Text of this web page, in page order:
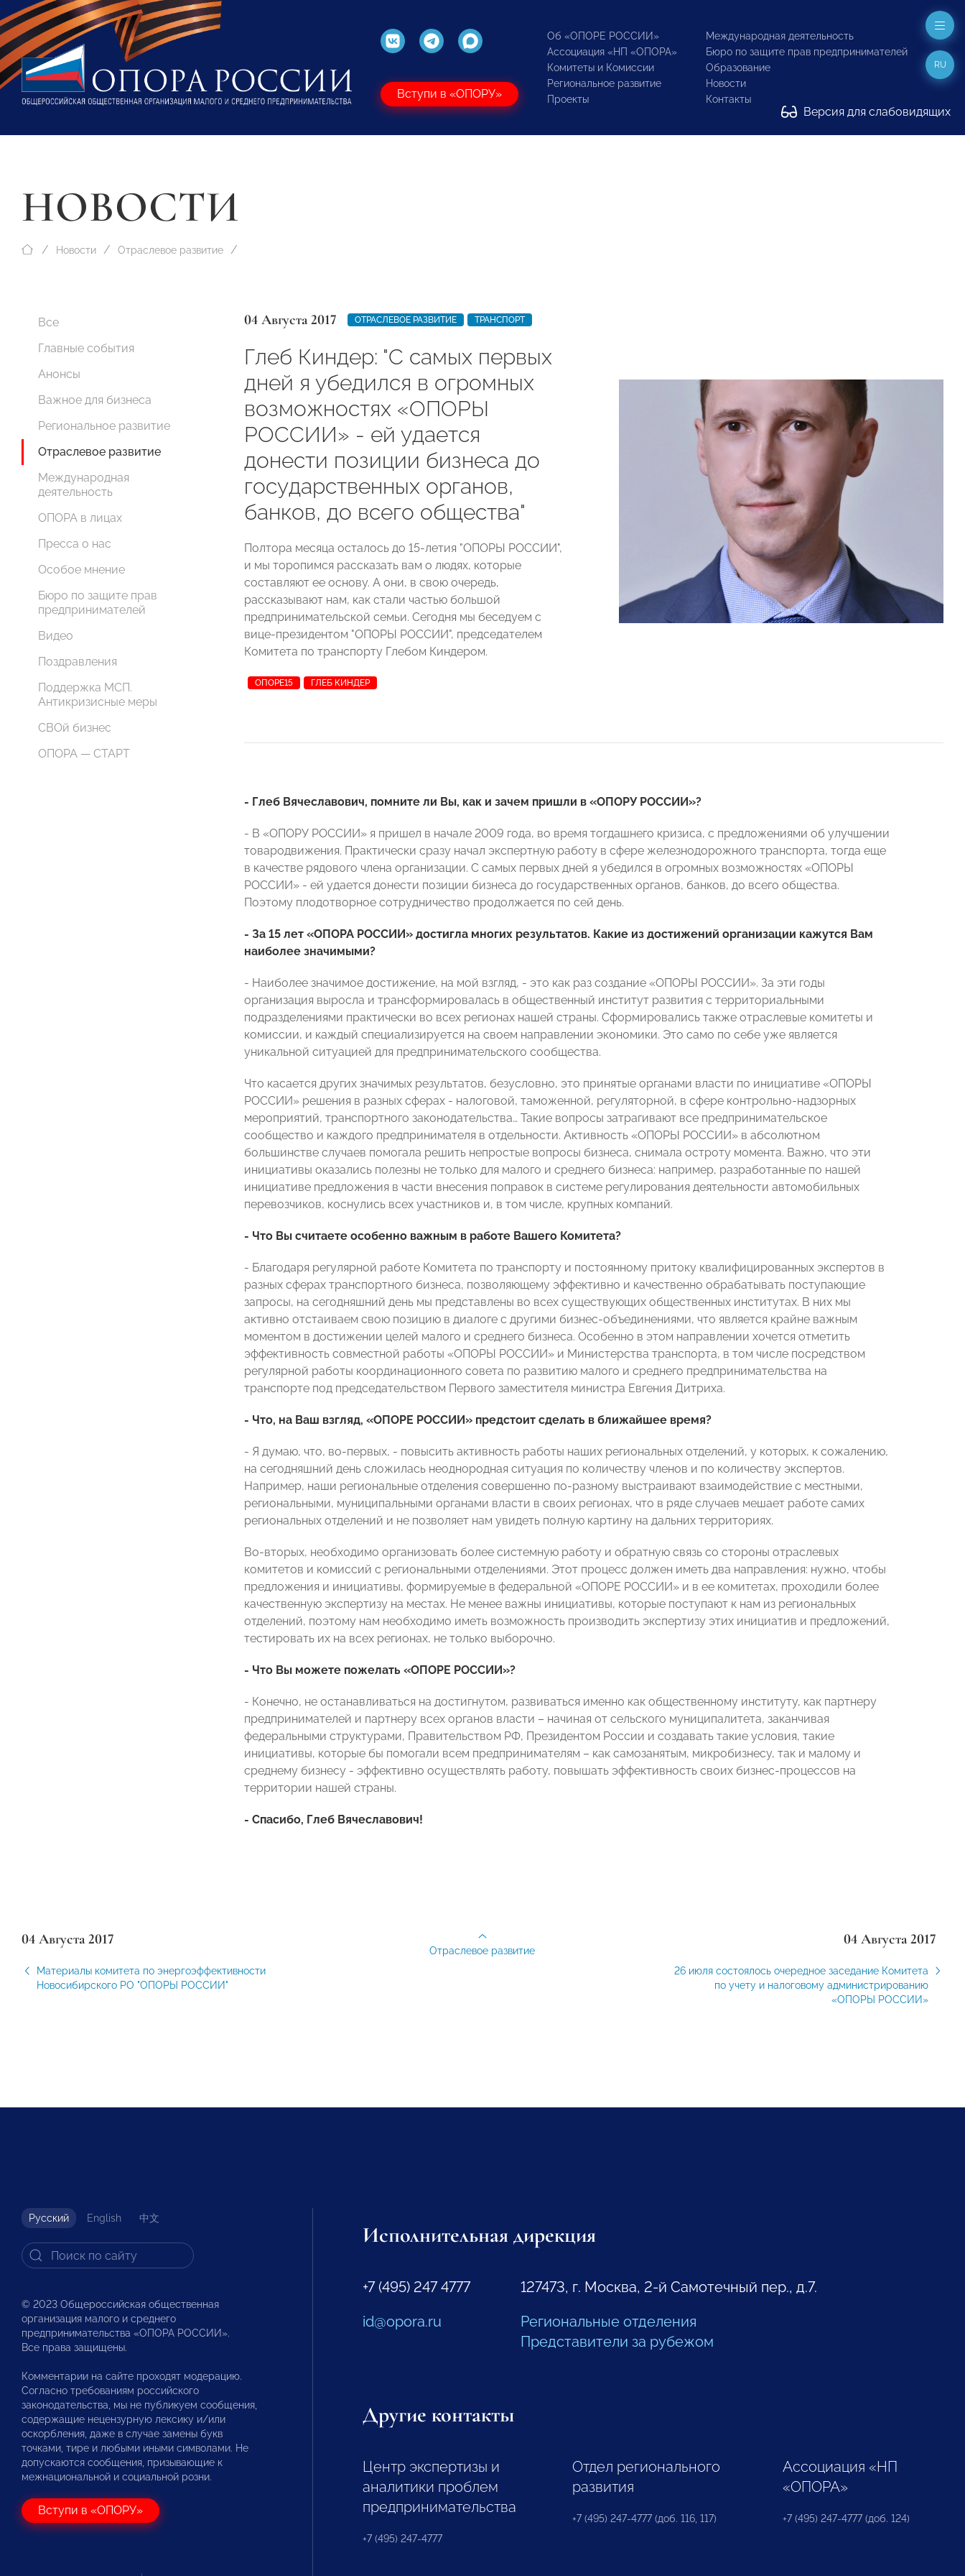
Вступи в «ОПОРУ»
Об «ОПОРЕ РОССИИ»
Ассоциация «НП «ОПОРА»
Комитеты и Комиссии
Региональное развитие
Проекты
Международная деятельность
Бюро по защите прав предпринимателей
Образование
Новости
Контакты
Версия для слабовидящих
RU
НОВОСТИ
Новости Отраслевое развитие
Все
Главные события
Анонсы
Важное для бизнеса
Региональное развитие
Отраслевое развитие
Международная
деятельность
ОПОРА в лицах
Пресса о нас
Особое мнение
Бюро по защите прав
предпринимателей
Видео
Поздравления
Поддержка МСП.
Антикризисные меры
СВОй бизнес
ОПОРА — СТАРТ
04 Августа 2017 ОТРАСЛЕВОЕ РАЗВИТИЕ ТРАНСПОРТ
Глеб Киндер: "С самых первых
дней я убедился в огромных
возможностях «ОПОРЫ
РОССИИ» - ей удается
донести позиции бизнеса до
государственных органов,
банков, до всего общества"
Полтора месяца осталось до 15-летия "ОПОРЫ РОССИИ",
и мы торопимся рассказать вам о людях, которые
составляют ее основу. А они, в свою очередь,
рассказывают нам, как стали частью большой
предпринимательской семьи. Сегодня мы беседуем с
вице-президентом "ОПОРЫ РОССИИ", председателем
Комитета по транспорту Глебом Киндером.
ОПОРЕ15 ГЛЕБ КИНДЕР
- Глеб Вячеславович, помните ли Вы, как и зачем пришли в «ОПОРУ РОССИИ»?
- В «ОПОРУ РОССИИ» я пришел в начале 2009 года, во время тогдашнего кризиса, с предложениями об улучшении
товародвижения. Практически сразу начал экспертную работу в сфере железнодорожного транспорта, тогда еще
в качестве рядового члена организации. С самых первых дней я убедился в огромных возможностях «ОПОРЫ
РОССИИ» - ей удается донести позиции бизнеса до государственных органов, банков, до всего общества.
Поэтому плодотворное сотрудничество продолжается по сей день.
- За 15 лет «ОПОРА РОССИИ» достигла многих результатов. Какие из достижений организации кажутся Вам
наиболее значимыми?
- Наиболее значимое достижение, на мой взгляд, - это как раз создание «ОПОРЫ РОССИИ». За эти годы
организация выросла и трансформировалась в общественный институт развития с территориальными
подразделениями практически во всех регионах нашей страны. Сформировались также отраслевые комитеты и
комиссии, и каждый специализируется на своем направлении экономики. Это само по себе уже является
уникальной ситуацией для предпринимательского сообщества.
Что касается других значимых результатов, безусловно, это принятые органами власти по инициативе «ОПОРЫ
РОССИИ» решения в разных сферах - налоговой, таможенной, регуляторной, в сфере контрольно-надзорных
мероприятий, транспортного законодательства… Такие вопросы затрагивают все предпринимательское
сообщество и каждого предпринимателя в отдельности. Активность «ОПОРЫ РОССИИ» в абсолютном
большинстве случаев помогала решить непростые вопросы бизнеса, снимала остроту момента. Важно, что эти
инициативы оказались полезны не только для малого и среднего бизнеса: например, разработанные по нашей
инициативе предложения в части внесения поправок в системе регулирования деятельности автомобильных
перевозчиков, коснулись всех участников и, в том числе, крупных компаний.
- Что Вы считаете особенно важным в работе Вашего Комитета?
- Благодаря регулярной работе Комитета по транспорту и постоянному притоку квалифицированных экспертов в
разных сферах транспортного бизнеса, позволяющему эффективно и качественно обрабатывать поступающие
запросы, на сегодняшний день мы представлены во всех существующих общественных институтах. В них мы
активно отстаиваем свою позицию в диалоге с другими бизнес-объединениями, что является крайне важным
моментом в достижении целей малого и среднего бизнеса. Особенно в этом направлении хочется отметить
эффективность совместной работы «ОПОРЫ РОССИИ» и Министерства транспорта, в том числе посредством
регулярной работы координационного совета по развитию малого и среднего предпринимательства на
транспорте под председательством Первого заместителя министра Евгения Дитриха.
- Что, на Ваш взгляд, «ОПОРЕ РОССИИ» предстоит сделать в ближайшее время?
- Я думаю, что, во-первых, - повысить активность работы наших региональных отделений, у которых, к сожалению,
на сегодняшний день сложилась неоднородная ситуация по количеству членов и по количеству экспертов.
Например, наши региональные отделения совершенно по-разному выстраивают взаимодействие с местными,
региональными, муниципальными органами власти в своих регионах, что в ряде случаев мешает работе самих
региональных отделений и не позволяет нам увидеть полную картину на дальних территориях.
Во-вторых, необходимо организовать более системную работу и обратную связь со стороны отраслевых
комитетов и комиссий с региональными отделениями. Этот процесс должен иметь два направления: нужно, чтобы
предложения и инициативы, формируемые в федеральной «ОПОРЕ РОССИИ» и в ее комитетах, проходили более
качественную экспертизу на местах. Не менее важны инициативы, которые поступают к нам из региональных
отделений, поэтому нам необходимо иметь возможность производить экспертизу этих инициатив и предложений,
тестировать их на всех регионах, не только выборочно.
- Что Вы можете пожелать «ОПОРЕ РОССИИ»?
- Конечно, не останавливаться на достигнутом, развиваться именно как общественному институту, как партнеру
предпринимателей и партнеру всех органов власти – начиная от сельского муниципалитета, заканчивая
федеральными структурами, Правительством РФ, Президентом России и создавать такие условия, такие
инициативы, которые бы помогали всем предпринимателям – как самозанятым, микробизнесу, так и малому и
среднему бизнесу - эффективно осуществлять работу, повышать эффективность своих бизнес-процессов на
территории нашей страны.
- Спасибо, Глеб Вячеславович!
04 Августа 2017
Материалы комитета по энергоэффективности
Новосибирского РО "ОПОРЫ РОССИИ"
04 Августа 2017
26 июля состоялось очередное заседание Комитета
по учету и налоговому администрированию
«ОПОРЫ РОССИИ»
Отраслевое развитие
Русский English 中文
© 2023 Общероссийская общественная
организация малого и среднего
предпринимательства «ОПОРА РОССИИ».
Все права защищены.
Комментарии на сайте проходят модерацию.
Согласно требованиям российского
законодательства, мы не публикуем сообщения,
содержащие нецензурную лексику и/или
оскорбления, даже в случае замены букв
точками, тире и любыми иными символами. Не
допускаются сообщения, призывающие к
межнациональной и социальной розни.
Вступи в «ОПОРУ»
Исполнительная дирекция
+7 (495) 247 4777
id@opora.ru
127473, г. Москва, 2-й Самотечный пер., д.7.
Региональные отделения
Представители за рубежом
Другие контакты
Центр экспертизы и
аналитики проблем
предпринимательства
+7 (495) 247-4777
Отдел регионального
развития
+7 (495) 247-4777 (доб. 116, 117)
Ассоциация «НП
«ОПОРА»
+7 (495) 247-4777 (доб. 124)